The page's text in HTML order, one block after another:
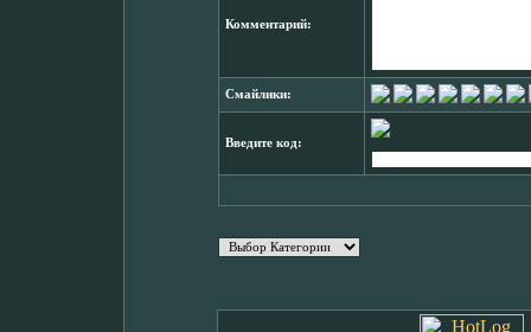
Комментарий:
Смайлики:
Введите код: